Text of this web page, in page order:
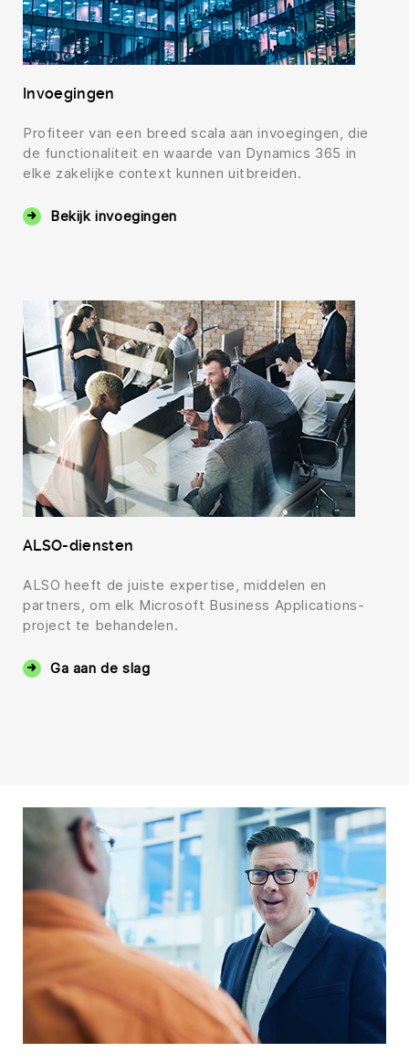
Invoegingen
Profiteer van een breed scala aan invoegingen, die
de functionaliteit en waarde van Dynamics 365 in
elke zakelijke context kunnen uitbreiden.
Bekijk invoegingen
ALSO-diensten
ALSO heeft de juiste expertise, middelen en
partners, om elk Microsoft Business Applications-
project te behandelen.
Ga aan de slag